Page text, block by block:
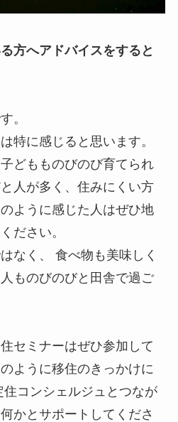
方へアドバイスをすると
。
特に感じると思います。
どもものびのび育てられ
人が多く、住みにくい方
ように感じた人はぜひ地
ださい。
なく、 食べ物も美味しく
ものびのびと田舎で過ご
セミナーはぜひ参加して
ように移住のきっかけに
コンシェルジュとつなが
かとサポートしてくださ